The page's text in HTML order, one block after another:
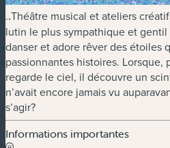
..Théâtre musical et ateliers
lutin le plus sympathique et
danser et adore rêver des étoiles
passionnantes histoires. Lorsque,
regarde le ciel, il découvre un
n’avait encore jamais vu
s’agir?
Informations importantes